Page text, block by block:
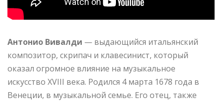
Антонио Вивалди — выдающийся итальянский
композитор, скрипач и клавесинист, который
оказал огромное влияние на музыкальное
искусство XVIII века. Родился 4 марта 1678 года в
Венеции, в музыкальной семье. Его отец, также